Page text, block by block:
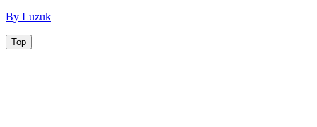
By Luzuk
Top